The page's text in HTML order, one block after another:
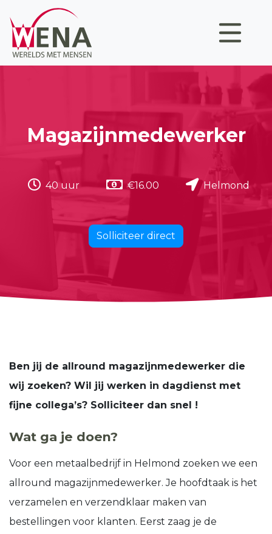
Magazijnmedewerker
40 uur €16.00 Helmond
Solliciteer direct
Ben jij de allround magazijnmedewerker die
wij zoeken? Wil jij werken in dagdienst met
fijne collega’s? Solliciteer dan snel !
Wat ga je doen?
Voor een metaalbedrijf in Helmond zoeken we een
allround magazijnmedewerker. Je hoofdtaak is het
verzamelen en verzendklaar maken van
bestellingen voor klanten. Eerst zaag je de